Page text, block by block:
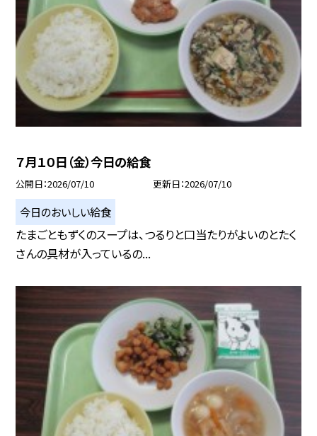
７月１０日（金）今日の給食
公開日 2026/07/10 更新日 2026/07/10
今日のおいしい給食
たまごともずくのスープは、つるりと口当たりがよいのとたく
さんの具材が入っているの...